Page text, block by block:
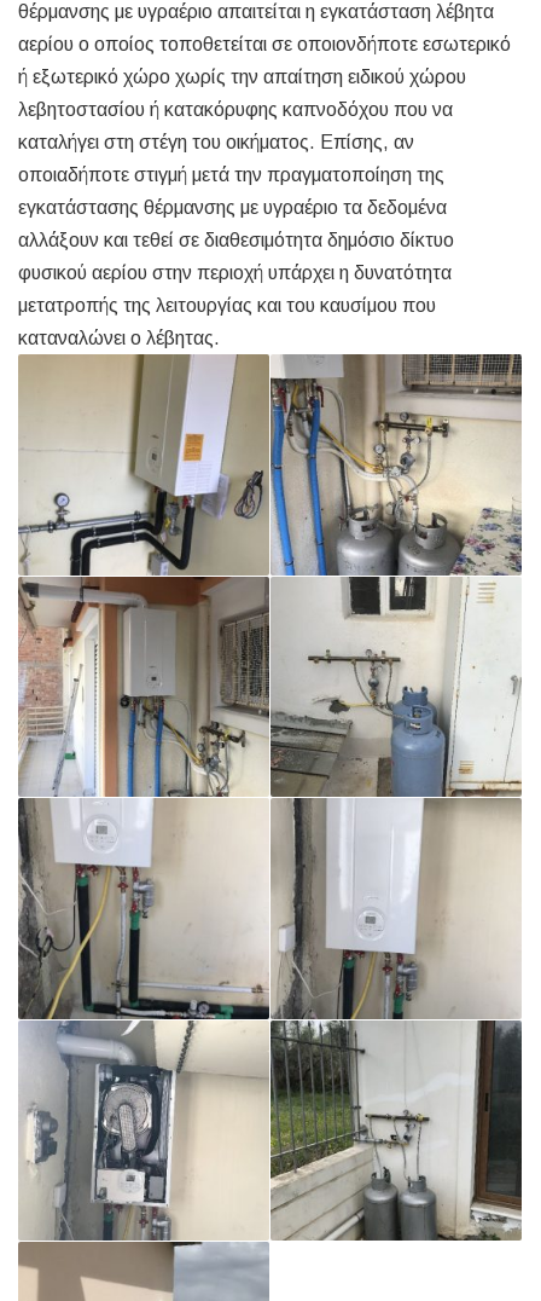
θέρμανσης με υγραέριο απαιτείται η εγκατάσταση λέβητα
αερίου ο οποίος τοποθετείται σε οποιονδήποτε εσωτερικό
ή εξωτερικό χώρο χωρίς την απαίτηση ειδικού χώρου
λεβητοστασίου ή κατακόρυφης καπνοδόχου που να
καταλήγει στη στέγη του οικήματος. Επίσης, αν
οποιαδήποτε στιγμή μετά την πραγματοποίηση της
εγκατάστασης θέρμανσης με υγραέριο τα δεδομένα
αλλάξουν και τεθεί σε διαθεσιμότητα δημόσιο δίκτυο
φυσικού αερίου στην περιοχή υπάρχει η δυνατότητα
μετατροπής της λειτουργίας και του καυσίμου που
καταναλώνει ο λέβητας.